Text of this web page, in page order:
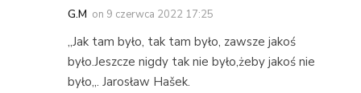
G.M on 9 czerwca 2022 17:25
,,Jak tam było, tak tam było, zawsze jakoś
było.Jeszcze nigdy tak nie było,żeby jakoś nie
było,,. Jarosław Hašek.